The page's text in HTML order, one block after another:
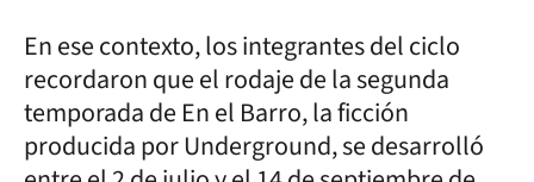
En ese contexto, los integrantes del ciclo
recordaron que el rodaje de la segunda
temporada de En el Barro, la ficción
producida por Underground, se desarrolló